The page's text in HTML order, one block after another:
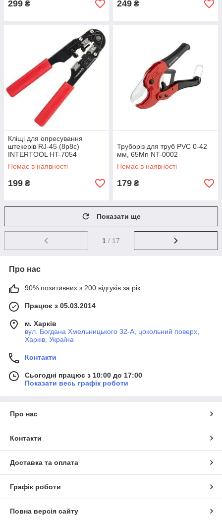
299 ₴ 249 ₴
Кліщі для опресування
штекерів RJ-45 (8р8с)
INTERTOOL HT-7054
Немає в наявності
199 ₴
Труборіз для труб PVC 0-42
мм, 65Mn NT-0002
Немає в наявності
179 ₴
Показати ще
1 / 17
Про нас
90% позитивних з 200 відгуків за рік
Працює з 05.03.2014
м. Харків
вул. Богдана Хмельницького 32-А, цокольний поверх,
Харків, Україна
Контакти
Сьогодні працює з 10:00 до 17:00
Показати весь графік роботи
Про нас
Контакти
Доставка та оплата
Графік роботи
Повна версія сайту